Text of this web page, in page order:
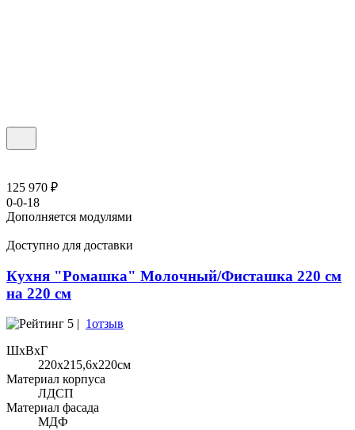
125 970 ₽
0-0-18
Дополняется модулями
Доступно для доставки
Кухня "Ромашка" Молочный/Фисташка 220 см
на 220 см
5 | 1отзыв
ШхВхГ
220x215,6х220см
Материал корпуса
ЛДСП
Материал фасада
МДФ